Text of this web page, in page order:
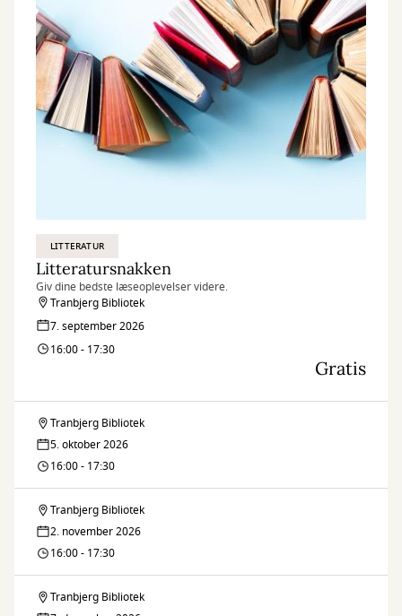
LITTERATUR
Litteratursnakken
Giv dine bedste læseoplevelser videre.
Tranbjerg Bibliotek
7. september 2026
16:00 - 17:30
Gratis
Litteratursnakken
Tranbjerg Bibliotek
5. oktober 2026
16:00 - 17:30
Litteratursnakken
Tranbjerg Bibliotek
2. november 2026
16:00 - 17:30
Litteratursnakken
Tranbjerg Bibliotek